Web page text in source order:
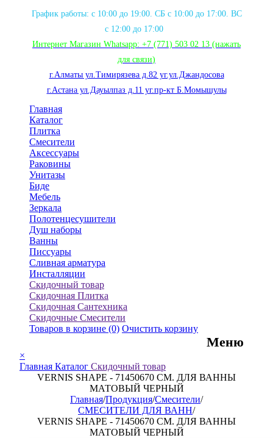
График работы: с 10:00 до 19:00. СБ с 10:00 до 17:00. ВС
с 12:00 до 17:00
Интернет Магазин Whatsapp: +7 (771) 503 02 13 (нажать
для связи)
г.Алматы ул.Тимирязева д.82 уг.ул.Джандосова
г.Астана ул.Дауылпаз д.11 уг.пр-кт Б.Момышулы
Главная
Каталог
Плитка
Смесители
Аксессуары
Раковины
Унитазы
Биде
Мебель
Зеркала
Полотенцесушители
Душ наборы
Ванны
Писсуары
Сливная арматура
Инсталляции
Скидочный товар
Скидочная Плитка
Скидочная Сантехника
Скидочные Смесители
Товаров в корзине (0) Очистить корзину
Меню
×
Главная Каталог Скидочный товар
VERNIS SHAPE - 71450670 СМ. ДЛЯ ВАННЫ
МАТОВЫЙ ЧЕРНЫЙ
Главная/Продукция/Смесители/
СМЕСИТЕЛИ ДЛЯ ВАНН/
VERNIS SHAPE - 71450670 СМ. ДЛЯ ВАННЫ
МАТОВЫЙ ЧЕРНЫЙ